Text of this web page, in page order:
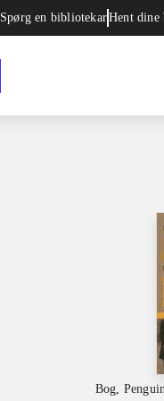
Spørg en bibliotekarHent
Bog,